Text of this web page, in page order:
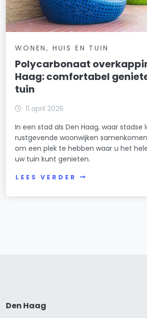
WONEN, HUIS EN TUIN
Polycarbonaat
Haag: comfortabel
tuin
11 april 2026
In een stad als Den Haag, waar stadse
rustgevende woonwijken
om een plek te hebben waar u het
uw tuin kunt genieten.
LEES VERDER
Den Haag